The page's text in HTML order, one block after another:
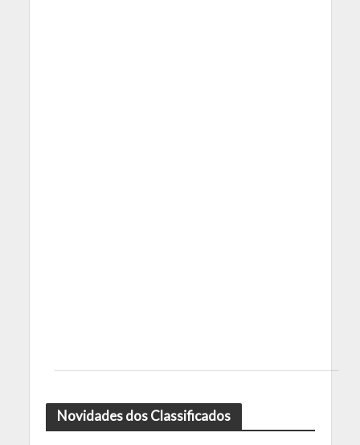
Novidades dos Classificados